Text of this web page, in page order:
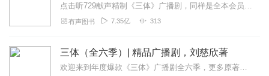
点击听729献声精制《三体》广播剧，同样是全本会员免费畅听，快来感受声音大戏的魅力！【购买须知】1、本作品部分集数为免费试听。2、版权归原作者所有，严禁翻录成任...
有声图书 7.35亿 313
三体（全六季）| 精品广播剧，刘慈欣著
欢迎来到年度爆款《三体》广播剧全六季，更多原著细节，全集畅听！【购买须知】1、本作品为付费广播剧《三体（全六季）》，定价198元，购买成功后即可收听。VIP会员...